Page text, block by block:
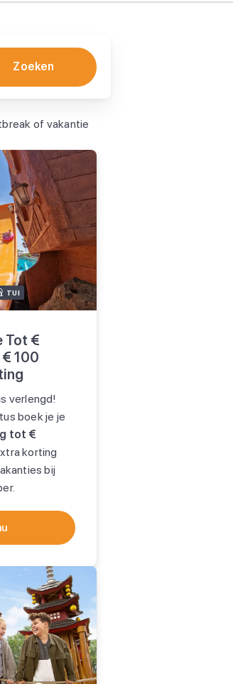
Zoeken
of vakantie
TUI
Tot €
100
verlengd!
boek je je
tot €
korting
bij